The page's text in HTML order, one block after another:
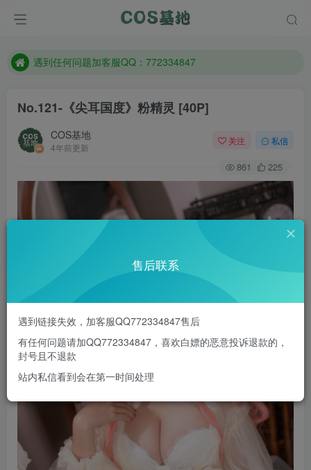
防失联：百度搜索《一七天佳》，实时查看最新站点。
遇到任何问题加客服QQ：772334847
No.121-《尖耳国度》粉精灵 [40P]
COS基地
4年前更新
关注 私信
861 225
售后联系
遇到链接失效，加客服QQ772334847售后
有任何问题请加QQ772334847，喜欢白嫖的恶意投诉退款的，
封号且不退款
站内私信看到会在第一时间处理